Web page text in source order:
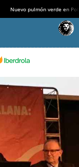
Nuevo pulmón verde en